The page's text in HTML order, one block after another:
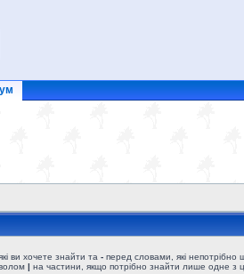
ви хочете знайти та - перед словами, які
| на частини, якщо потрібно знайти лише одне з